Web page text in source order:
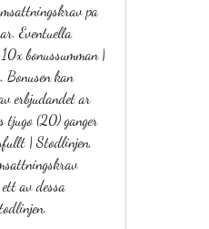
pa
Eventuella
bonussumman |
kan
erbjudandet ar
tjugo (20) ganger
| Stodlinjen,
av dessa